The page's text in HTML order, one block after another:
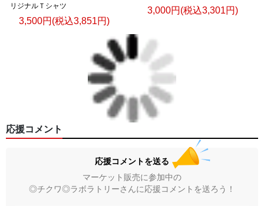
リジナルＴシャツ
3,500円(税込3,851円)
3,000円(税込3,301円)
応援コメント
応援コメントを送る
マーケット販売に参加中の
◎チクワ◎ラボラトリーさんに応援コメントを送ろう！